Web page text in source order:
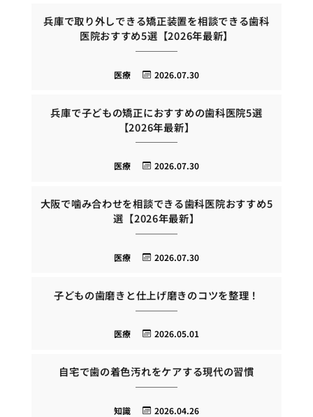
兵庫で取り外しできる矯正装置を相談できる歯科
医院おすすめ5選【2026年最新】
2026.07.30
医療
兵庫で子どもの矯正におすすめの歯科医院5選
【2026年最新】
2026.07.30
医療
大阪で噛み合わせを相談できる歯科医院おすすめ5
選【2026年最新】
2026.07.30
医療
子どもの歯磨きと仕上げ磨きのコツを整理！
2026.05.01
医療
自宅で歯の着色汚れをケアする現代の習慣
2026.04.26
知識